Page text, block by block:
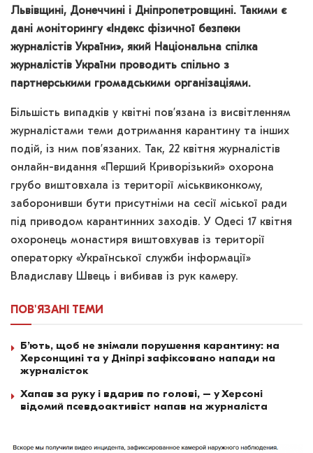
Львівщині, Донеччині і Дніпропетровщині. Такими є
дані моніторингу «Індекс фізичної безпеки
журналістів України», який Національна спілка
журналістів України проводить спільно з
партнерськими громадськими організаціями.
Більшість випадків у квітні пов’язана із висвітленням
журналістами теми дотримання карантину та інших
подій, із ним пов’язаних. Так, 22 квітня журналістів
онлайн-видання «Перший Криворізький» охорона
грубо виштовхала із території міськвиконкому,
заборонивши бути присутніми на сесії міської ради
під приводом карантинних заходів. У Одесі 17 квітня
охоронець монастиря виштовхував із території
операторку «Української служби інформації»
Владиславу Швець і вибивав із рук камеру.
ПОВ'ЯЗАНІ ТЕМИ
Б’ють, щоб не знімали порушення карантину: на
Херсонщині та у Дніпрі зафіксовано напади на
журналісток
Хапав за руку і вдарив по голові, – у Херсоні
відомий псевдоактивіст напав на журналіста